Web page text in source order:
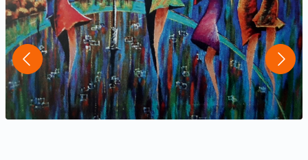
Контакти
UK | RU Вхід | Реєстрація